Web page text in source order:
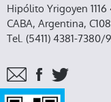
Hipólito Yrigoyen 1116
CABA, Argentina,
Tel. (5411) 4381-7380/